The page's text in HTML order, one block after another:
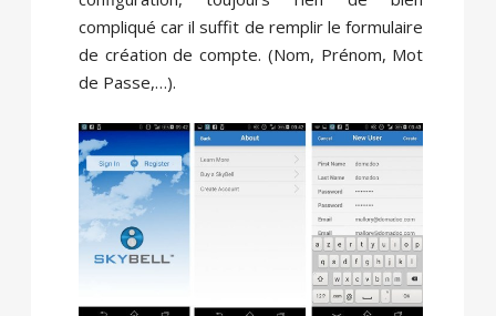
compliqué car il suffit de remplir le formulaire
de création de compte. (Nom, Prénom, Mot
de Passe,…).